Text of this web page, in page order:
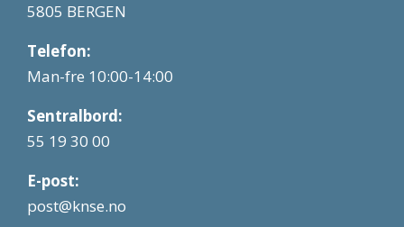
5805 BERGEN
Telefon:
Man-fre 10:00-14:00
Sentralbord:
55 19 30 00
E-post:
post@knse.no